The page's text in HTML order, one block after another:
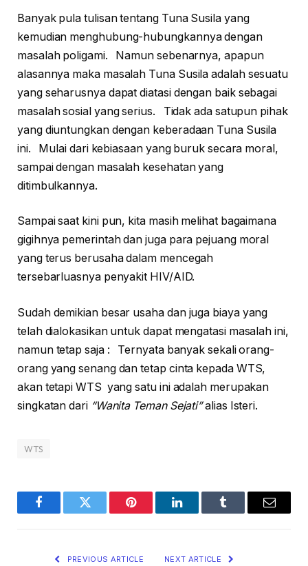
Banyak pula tulisan tentang Tuna Susila yang
kemudian menghubung-hubungkannya dengan
masalah poligami. Namun sebenarnya, apapun
alasannya maka masalah Tuna Susila adalah sesuatu
yang seharusnya dapat diatasi dengan baik sebagai
masalah sosial yang serius. Tidak ada satupun pihak
yang diuntungkan dengan keberadaan Tuna Susila
ini. Mulai dari kebiasaan yang buruk secara moral,
sampai dengan masalah kesehatan yang
ditimbulkannya.
Sampai saat kini pun, kita masih melihat bagaimana
gigihnya pemerintah dan juga para pejuang moral
yang terus berusaha dalam mencegah
tersebarluasnya penyakit HIV/AID.
Sudah demikian besar usaha dan juga biaya yang
telah dialokasikan untuk dapat mengatasi masalah ini,
namun tetap saja : Ternyata banyak sekali orang-
orang yang senang dan tetap cinta kepada WTS,
akan tetapi WTS yang satu ini adalah merupakan
singkatan dari “Wanita Teman Sejati”alias Isteri.
WTS
FacebookTwitter Pinterest LinkedInTumblr Email
PREVIOUS ARTICLE NEXT ARTICLE